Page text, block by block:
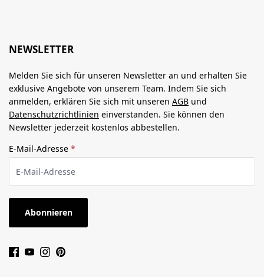
NEWSLETTER
Melden Sie sich für unseren Newsletter an und erhalten Sie
exklusive Angebote von unserem Team. Indem Sie sich
anmelden, erklären Sie sich mit unseren AGB und
Datenschutzrichtlinien einverstanden. Sie können den
Newsletter jederzeit kostenlos abbestellen.
E-Mail-Adresse *
Abonnieren